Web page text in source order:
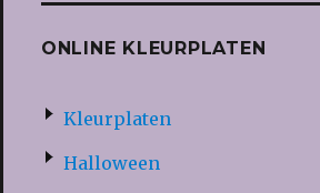
ONLINE KLEURPLATEN
Kleurplaten
Halloween